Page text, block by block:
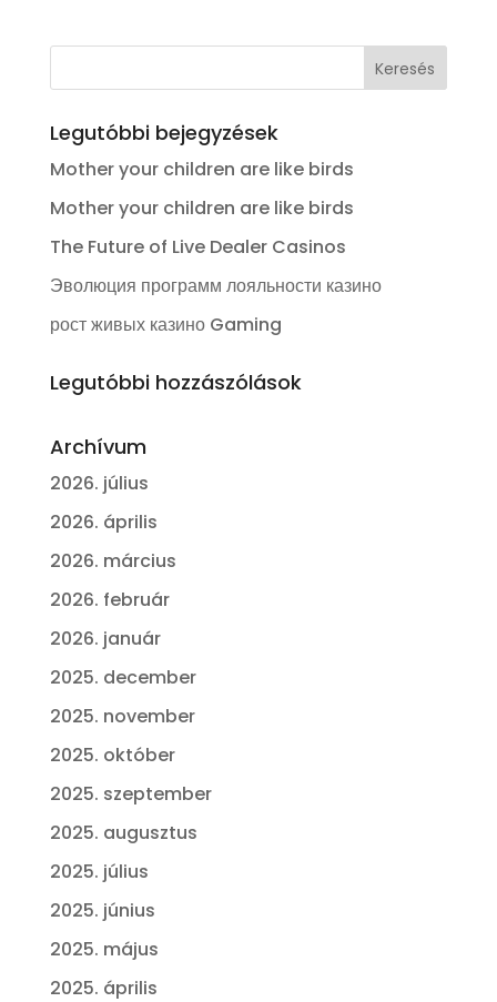
Legutóbbi bejegyzések
Mother your children are like birds
Mother your children are like birds
The Future of Live Dealer Casinos
Эволюция программ лояльности казино
рост живых казино Gaming
Legutóbbi hozzászólások
Archívum
2026. július
2026. április
2026. március
2026. február
2026. január
2025. december
2025. november
2025. október
2025. szeptember
2025. augusztus
2025. július
2025. június
2025. május
2025. április